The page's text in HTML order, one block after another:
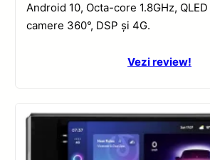
Android 10, Octa-core 1.8GHz, QLED
camere 360°, DSP și 4G.
Vezi review!